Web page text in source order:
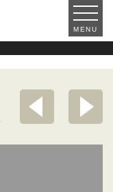
MENU